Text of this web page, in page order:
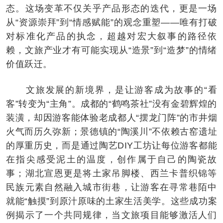
态。这场变革不仅关乎产品形态的迭代，更是一场
从“资源崇拜”到“情感赋能”的观念重塑——唯有打破
对标准化产品的执念，超越对宏大叙事的路径依
赖，文旅产业才有可能实现从“造景”到“造梦”的情绪
价值跃迁。
文旅发展的新境界，是让游客成为故事的“看
客”转变为“主角”。成都的“鹤鸣茶社”没有金碧辉煌的
装潢，却因游客能体验老成都人“摆龙门阵”的市井烟
火气而历久弥新；景德镇的“陶溪川”不依赖古窑遗址
的厚重历史，而是通过陶艺DIY工坊让每位游客都能
在指尖感受泥土的温度，创作属于自己的陶瓷故
事；湖北宣恩更是将土家吊脚楼、西兰卡普织锦等
民族元素自然融入城市街巷，让游客在寻常巷陌中
就能“触摸”到原汁原味的土家生活美学。这些成功案
例揭示了一个共同规律，当文旅项目能够激活人们